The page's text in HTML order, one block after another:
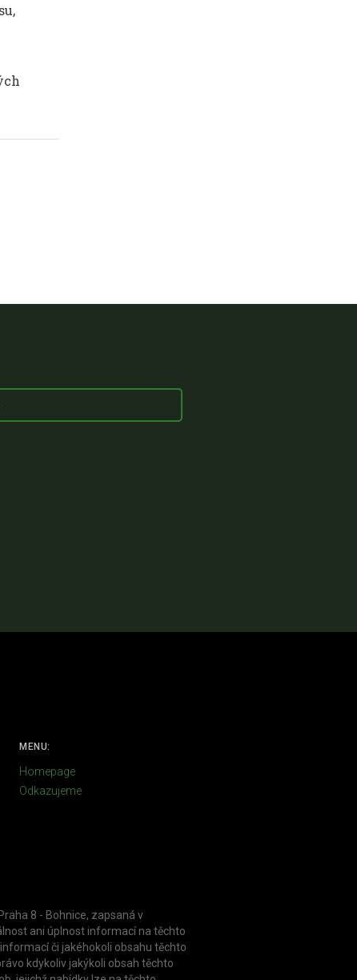
MENU:
Homepage
Odkazujeme
8 - Bohnice, zapsaná v
ani úplnost informací na těchto
či jakéhokoli obsahu těchto
kdykoliv jakýkoli obsah těchto